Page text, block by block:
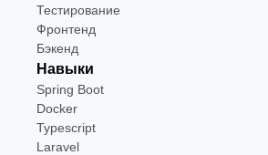
Тестирование
Фронтенд
Бэкенд
Навыки
Spring Boot
Docker
Typescript
Laravel